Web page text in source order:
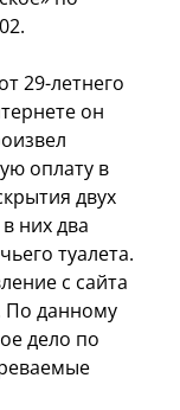
29-летнего
он
оплату в
двух
них два
туалета.
с сайта
По данному
дело по